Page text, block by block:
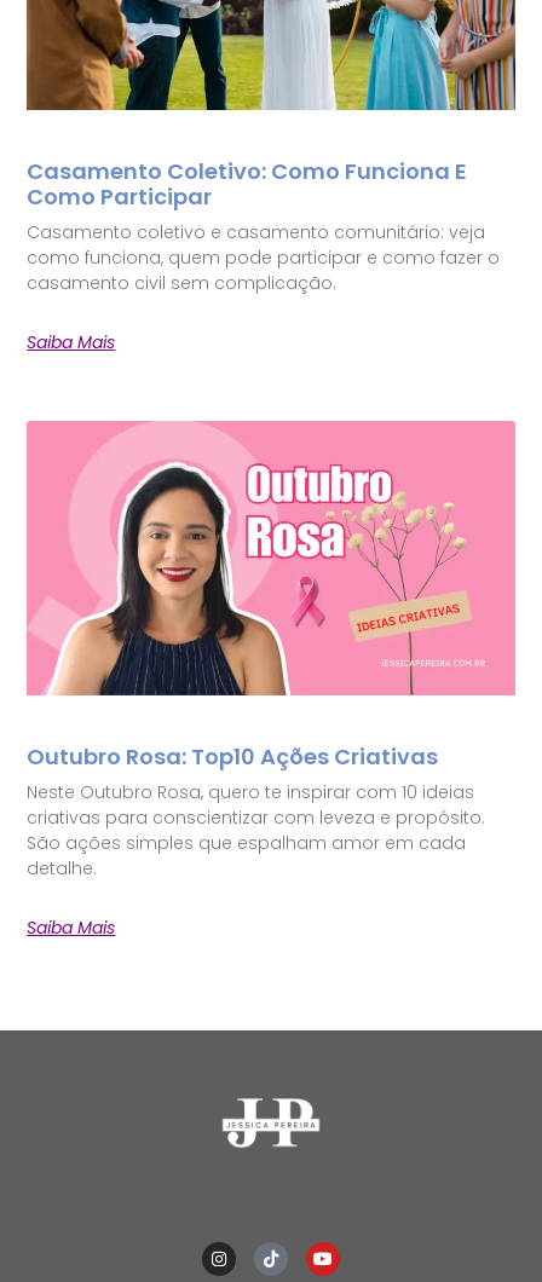
Casamento Coletivo: Como Funciona E
Como Participar
Casamento coletivo e casamento comunitário: veja
como funciona, quem pode participar e como fazer o
casamento civil sem complicação.
Saiba Mais
Outubro Rosa: Top10 Ações Criativas
Neste Outubro Rosa, quero te inspirar com 10 ideias
criativas para conscientizar com leveza e propósito.
São ações simples que espalham amor em cada
detalhe.
Saiba Mais